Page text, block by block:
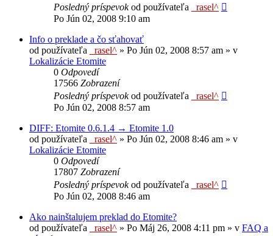
Posledný príspevokod používateľa
_rasel^
Po Jún 02, 2008 9:10 am
Info o preklade a čo sťahovať
od používateľa
_rasel^ » Po Jún 02, 2008 8:57 am » v
Lokalizácie Etomite
0 Odpovedí
17566 Zobrazení
Posledný príspevokod používateľa
_rasel^
Po Jún 02, 2008 8:57 am
DIFF: Etomite 0.6.1.4 → Etomite 1.0
od používateľa
_rasel^ » Po Jún 02, 2008 8:46 am » v
Lokalizácie Etomite
0 Odpovedí
17807 Zobrazení
Posledný príspevokod používateľa
_rasel^
Po Jún 02, 2008 8:46 am
Ako nainštalujem preklad do Etomite?
od používateľa
_rasel^ » Po Máj 26, 2008 4:11 pm » v FAQ a